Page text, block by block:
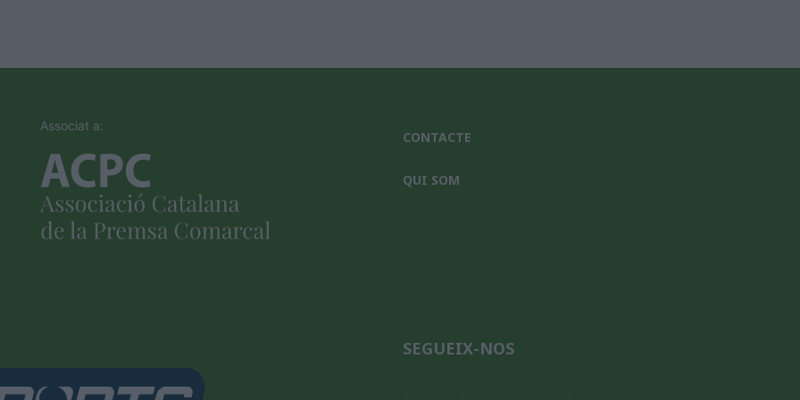
Associat a:
CONTACTE
QUI SOM
SEGUEIX-NOS